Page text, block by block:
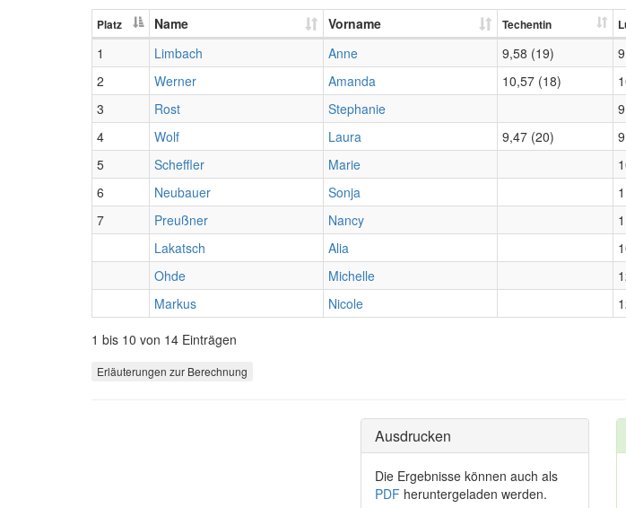
Platz Name Vorname Techentin
1 Limbach Anne 9,58 (19)
2
Werner Amanda 10,57 (18)
3
Rost Stephanie
4
Wolf Laura 9,47 (20)
5
Scheffler Marie
6
Neubauer Sonja
7
Preußner Nancy
Lakatsch
Alia
Ohde
Michelle
Markus
Nicole
1 bis 10 von 14 Einträgen
Erläuterungen zur Berechnung
Ausdrucken
Die Ergebnisse können auch als
PDF heruntergeladen werden.